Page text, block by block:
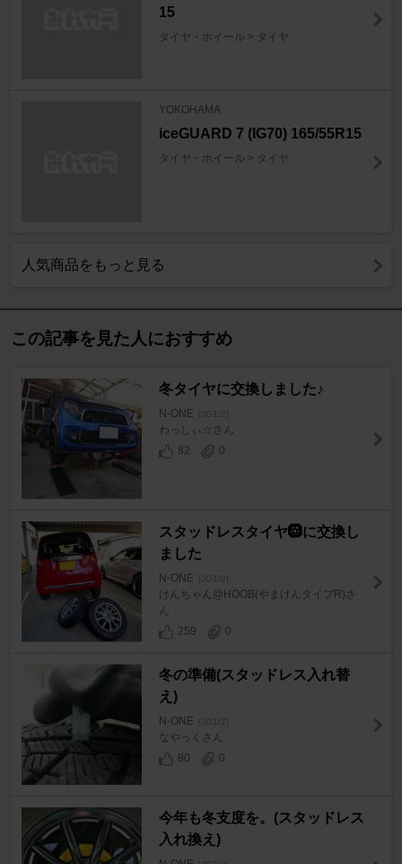
15
タイヤ・ホイール > タイヤ
YOKOHAMA
iceGUARD 7 (IG70) 165/55R15
タイヤ・ホイール > タイヤ
人気商品をもっと見る
この記事を見た人におすすめ
冬タイヤに交換しました♪
N-ONE [JG1/2]
わっしぃ☆さん
82
0
スタッドレスタイヤ🛞に交換し
ました
N-ONE [JG1/2]
けんちゃん@HOOB(やまけんタイプR)さ
ん
259
0
冬の準備(スタッドレス入れ替
え)
N-ONE [JG1/2]
なやっくさん
80
0
今年も冬支度を。(スタッドレス
入れ換え)